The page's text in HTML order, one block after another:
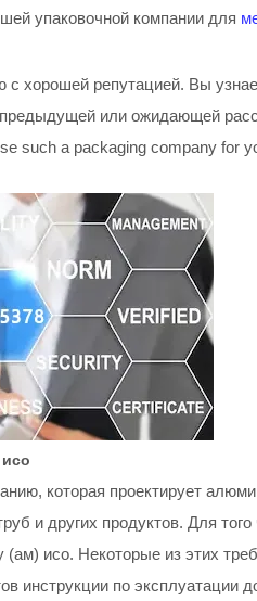
упаковочной компании для
хорошей репутацией. Вы
или ожидающей
such a packaging company for
которая проектирует
и других продуктов. Для
исо. Некоторые из этих
инструкции по